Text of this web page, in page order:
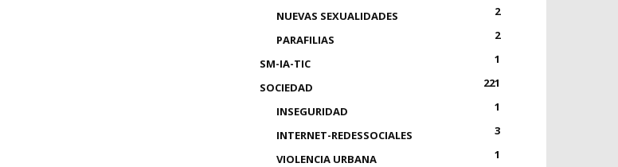
NUEVAS SEXUALIDADES
2
PARAFILIAS
2
SM-IA-TIC
1
SOCIEDAD
221
INSEGURIDAD
1
INTERNET-REDESSOCIALES
3
VIOLENCIA URBANA
1